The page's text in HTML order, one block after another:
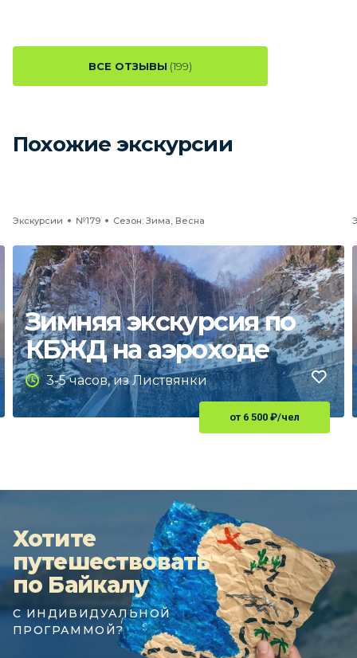
ВСЕ ОТЗЫВЫ (199)
Похожие экскурсии
Экскурсии №179 Сезон: Зима, Весна
Зимняя экскурсия по
КБЖД на аэроходе
3-5 часов, из Листвянки
от 6 500 ₽/чел
Хотите
путешествовать
по Байкалу
С ИНДИВИДУАЛЬНОЙ
ПРОГРАММОЙ?